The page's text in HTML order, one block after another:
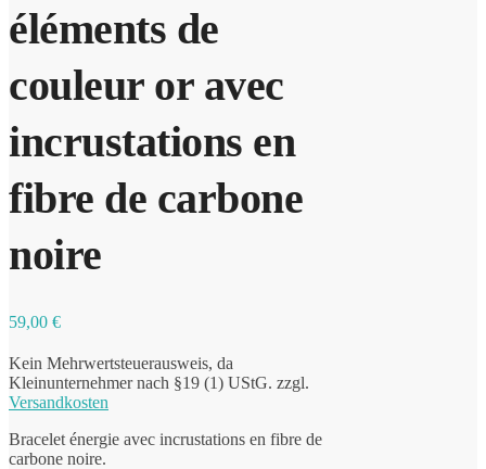
éléments de
couleur or avec
incrustations en
fibre de carbone
noire
59,00 €
Kein Mehrwertsteuerausweis, da
Kleinunternehmer nach §19 (1) UStG. zzgl.
Versandkosten
Bracelet énergie avec incrustations en fibre de
carbone noire.